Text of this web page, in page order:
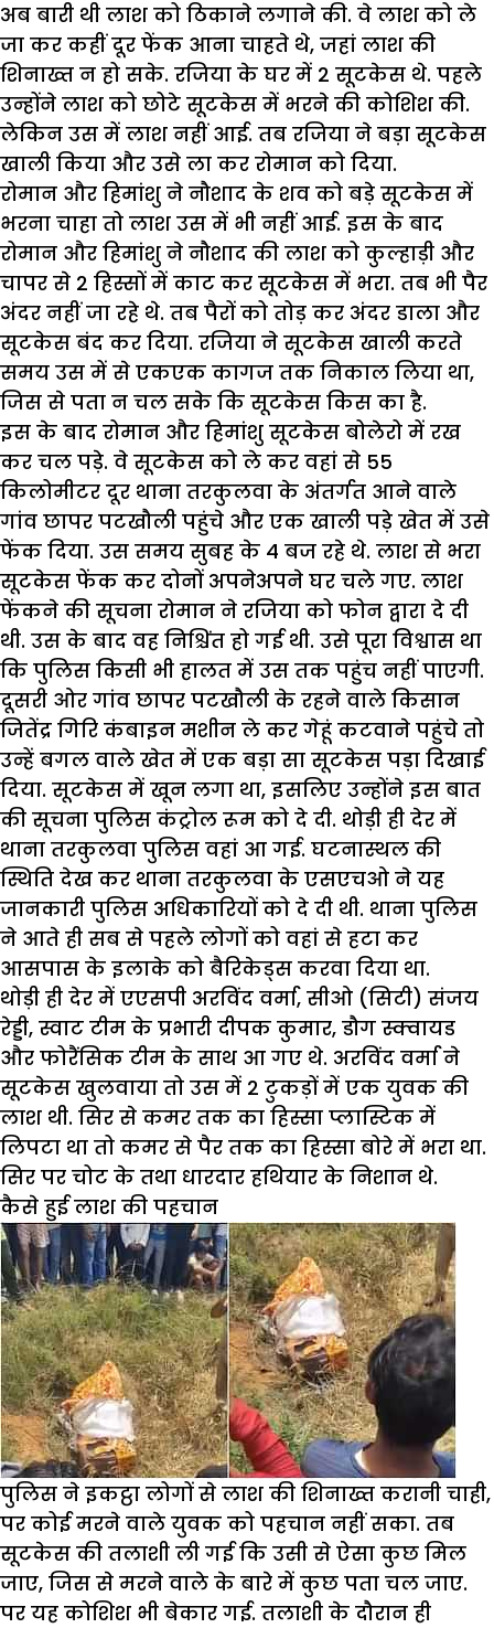
अब बारी थी लाश को ठिकाने लगाने की. वे लाश को ले
जा कर कहीं दूर फेंक आना चाहते थे, जहां लाश की
शिनाख्त न हो सके. रजिया के घर में 2 सूटकेस थे. पहले
उन्होंने लाश को छोटे सूटकेस में भरने की कोशिश की.
लेकिन उस में लाश नहीं आई. तब रजिया ने बड़ा सूटकेस
खाली किया और उसे ला कर रोमान को दिया.
रोमान और हिमांशु ने नौशाद के शव को बड़े सूटकेस में
भरना चाहा तो लाश उस में भी नहीं आई. इस के बाद
रोमान और हिमांशु ने नौशाद की लाश को कुल्हाड़ी और
चापर से 2 हिस्सों में काट कर सूटकेस में भरा. तब भी पैर
अंदर नहीं जा रहे थे. तब पैरों को तोड़ कर अंदर डाला और
सूटकेस बंद कर दिया. रजिया ने सूटकेस खाली करते
समय उस में से एकएक कागज तक निकाल लिया था,
जिस से पता न चल सके कि सूटकेस किस का है.
इस के बाद रोमान और हिमांशु सूटकेस बोलेरो में रख
कर चल पड़े. वे सूटकेस को ले कर वहां से 55
किलोमीटर दूर थाना तरकुलवा के अंतर्गत आने वाले
गांव छापर पटखौली पहुंचे और एक खाली पड़े खेत में उसे
फेंक दिया. उस समय सुबह के 4 बज रहे थे. लाश से भरा
सूटकेस फेंक कर दोनों अपनेअपने घर चले गए. लाश
फेंकने की सूचना रोमान ने रजिया को फोन द्वारा दे दी
थी. उस के बाद वह निश्चिंत हो गई थी. उसे पूरा विश्वास था
कि पुलिस किसी भी हालत में उस तक पहुंच नहीं पाएगी.
दूसरी ओर गांव छापर पटखौली के रहने वाले किसान
जितेंद्र गिरि कंबाइन मशीन ले कर गेहूं कटवाने पहुंचे तो
उन्हें बगल वाले खेत में एक बड़ा सा सूटकेस पड़ा दिखाई
दिया. सूटकेस में खून लगा था, इसलिए उन्होंने इस बात
की सूचना पुलिस कंट्रोल रूम को दे दी. थोड़ी ही देर में
थाना तरकुलवा पुलिस वहां आ गई. घटनास्थल की
स्थिति देख कर थाना तरकुलवा के एसएचओ ने यह
जानकारी पुलिस अधिकारियों को दे दी थी. थाना पुलिस
ने आते ही सब से पहले लोगों को वहां से हटा कर
आसपास के इलाके को बैरिकेड्स करवा दिया था.
थोड़ी ही देर में एएसपी अरविंद वर्मा, सीओ (सिटी) संजय
रेड्डी, स्वाट टीम के प्रभारी दीपक कुमार, डौग स्क्वायड
और फोरैंसिक टीम के साथ आ गए थे. अरविंद वर्मा ने
सूटकेस खुलवाया तो उस में 2 टुकड़ों में एक युवक की
लाश थी. सिर से कमर तक का हिस्सा प्लास्टिक में
लिपटा था तो कमर से पैर तक का हिस्सा बोरे में भरा था.
सिर पर चोट के तथा धारदार हथियार के निशान थे.
कैसे हुई लाश की पहचान
पुलिस ने इकट्ठा लोगों से लाश की शिनाख्त करानी चाही,
पर कोई मरने वाले युवक को पहचान नहीं सका. तब
सूटकेस की तलाशी ली गई कि उसी से ऐसा कुछ मिल
जाए, जिस से मरने वाले के बारे में कुछ पता चल जाए.
पर यह कोशिश भी बेकार गई. तलाशी के दौरान ही